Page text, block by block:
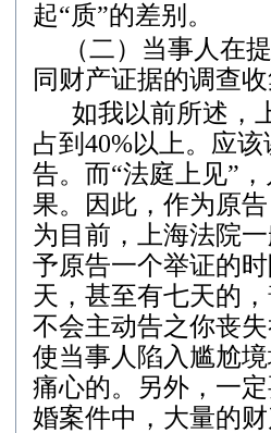
起“质”的差别。
（二）当事人在
同财产证据的调查
如我以前所述，
占到 40%以上。应该
告。而“法庭上见”
果。因此，作为原
为目前，上海法院
予原告一个举证的
天，甚至有七天的
不会主动告之你丧
使当事人陷入尴尬
痛心的。另外，一
婚案件中，大量的